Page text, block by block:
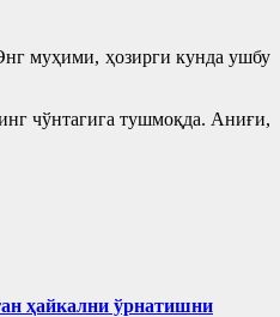
муҳими, ҳозирги кунда ушбу
чўнтагига тушмоқда. Аниғи,
ҳайкални ўрнатишни